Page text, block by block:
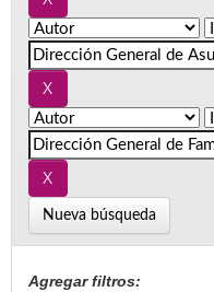
Nueva búsqueda
Agregar filtros: